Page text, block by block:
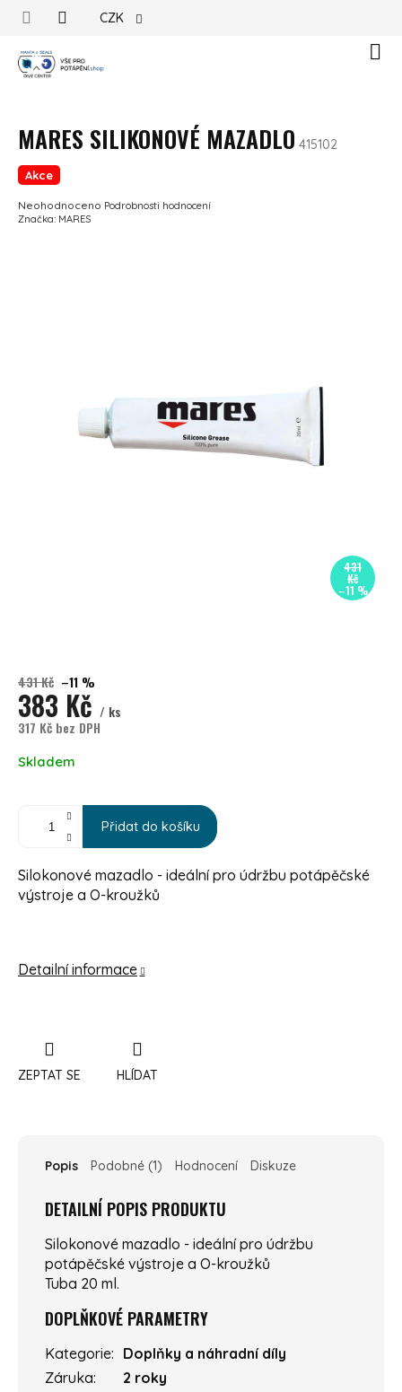
CZK
MARES SILIKONOVÉ MAZADLO 415102
Akce
Průměrné hodnocení produktu je 0,0 z 5 hvězdiček.
Neohodnoceno Podrobnosti hodnocení
Značka: MARES
431
Kč
–11 %
431 Kč –11 %
383 Kč / ks
317 Kč bez DPH
Měrná cena:
Skladem
Přidat do košíku
Silokonové mazadlo - ideální pro údržbu potápěčské
výstroje a O-kroužků
Detailní informace
ZEPTAT SE HLÍDAT
Popis Podobné (1) Hodnocení Diskuze
DETAILNÍ POPIS PRODUKTU
Silokonové mazadlo - ideální pro údržbu
potápěčské výstroje a O-kroužků
Tuba 20 ml.
DOPLŇKOVÉ PARAMETRY
Kategorie: Doplňky a náhradní díly
Záruka:
2 roky